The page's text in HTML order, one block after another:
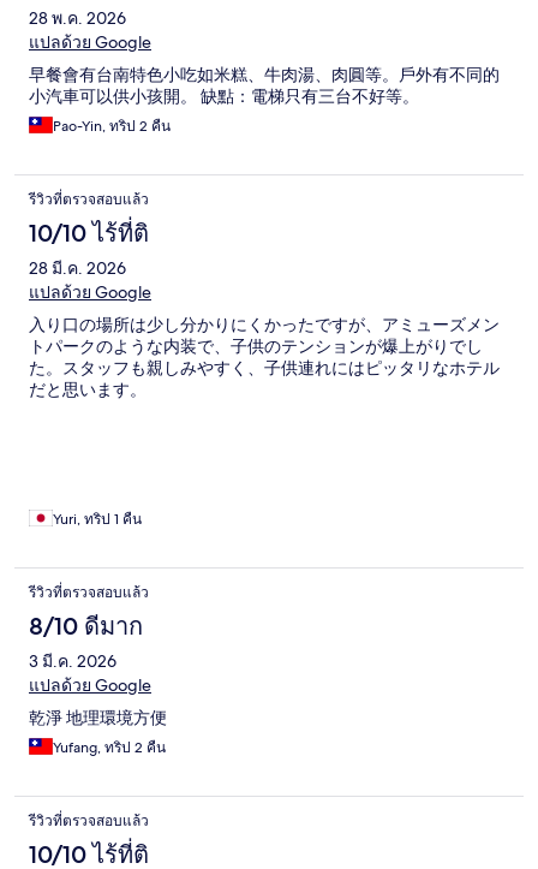
28 พ.ค. 2026
แปลด้วย Google
早餐會有台南特色小吃如米糕、牛肉湯、肉圓等。戶外有不同的
小汽車可以供小孩開。 缺點：電梯只有三台不好等。
Pao-Yin, ทริป 2 คืน
รีวิวที่ตรวจสอบแล้ว
10/10 ไร้ที่ติ
28 มี.ค. 2026
แปลด้วย Google
入り口の場所は少し分かりにくかったですが、アミューズメン
トパークのような内装で、子供のテンションが爆上がりでし
た。スタッフも親しみやすく、子供連れにはピッタリなホテル
だと思います。
Yuri, ทริป 1 คืน
รีวิวที่ตรวจสอบแล้ว
8/10 ดีมาก
3 มี.ค. 2026
แปลด้วย Google
乾淨 地理環境方便
Yufang, ทริป 2 คืน
รีวิวที่ตรวจสอบแล้ว
10/10 ไร้ที่ติ